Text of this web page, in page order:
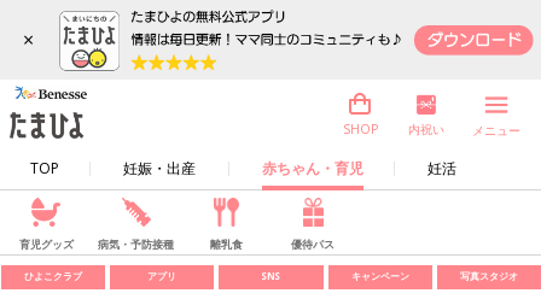
×
TOP 妊娠・出産 赤ちゃん・育児 妊活
SHOP 内祝い メニュー
育児グッズ 病気・予防接種 離乳食 優待パス
ひよこクラブ アプリ SNS キャンペーン 写真スタジオ